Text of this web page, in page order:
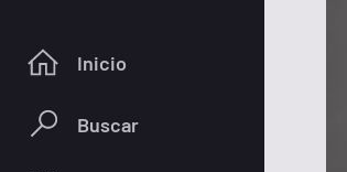
Inicio
Buscar